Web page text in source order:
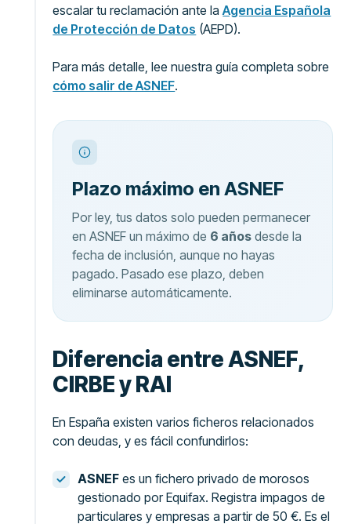
escalar tu reclamación ante laAgencia Española
de Protección de Datos (AEPD).
Para más detalle, lee nuestra guía completa sobre
cómo salir de ASNEF.
Plazo máximo en ASNEF
Por ley, tus datos solo pueden permanecer
en ASNEF un máximo de 6 años desde la
fecha de inclusión, aunque no hayas
pagado. Pasado ese plazo, deben
eliminarse automáticamente.
Diferencia entre ASNEF,
CIRBE y RAI
En España existen varios ficheros relacionados
con deudas, y es fácil confundirlos:
ASNEF es un fichero privado de morosos
gestionado por Equifax. Registra impagos de
particulares y empresas a partir de 50 €. Es el